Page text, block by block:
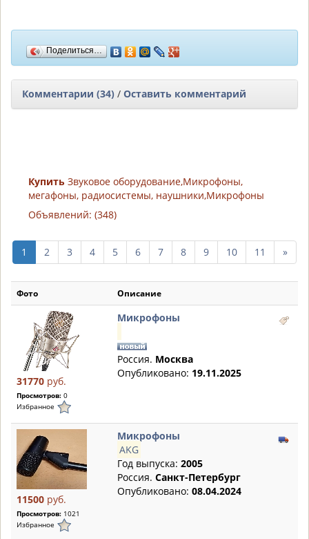
Поделиться…
Комментарии (34) / Оставить комментарий
Купить Звуковое оборудование,Микрофоны,
мегафоны, радиосистемы, наушники,Микрофоны
Объявлений: (348)
1 2 3 4 5 6 7 8 9 10 11 »
10
Фото Описание
31770 руб.
Просмотров: 0
Избранное
Микрофоны
Россия. Москва
Опубликовано: 19.11.2025
11500 руб.
Просмотров: 1021
Избранное
Микрофоны
AKG
Год выпуска: 2005
Россия. Санкт-Петербург
Опубликовано: 08.04.2024